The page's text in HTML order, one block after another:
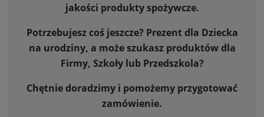
jakości produkty spożywcze.
Potrzebujesz coś jeszcze? Prezent dla Dziecka
na urodziny, a może szukasz produktów dla
Firmy, Szkoły lub Przedszkola?
Chętnie doradzimy i pomożemy przygotować
zamówienie.